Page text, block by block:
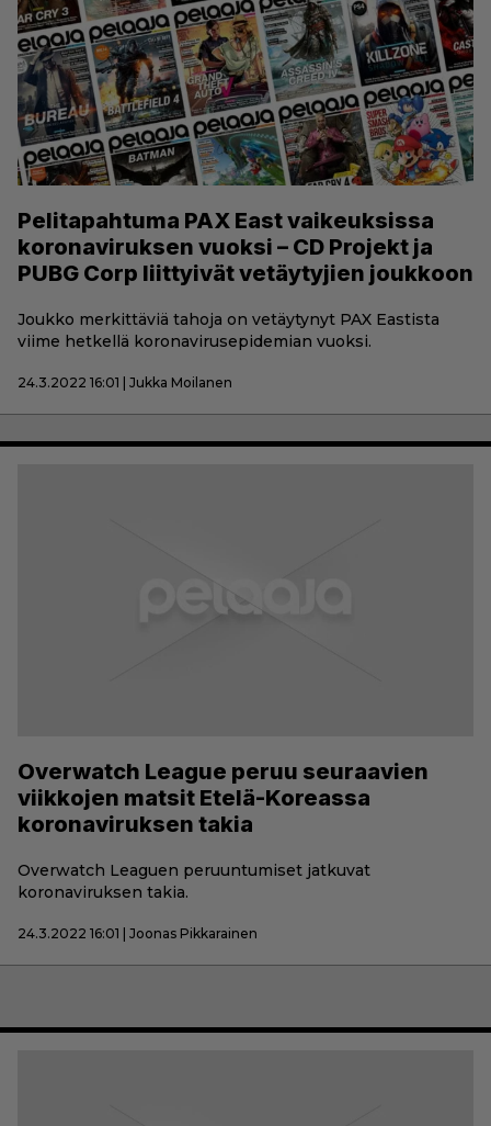
Pelitapahtuma PAX East vaikeuksissa
koronaviruksen vuoksi – CD Projekt ja
PUBG Corp liittyivät vetäytyjien joukkoon
Joukko merkittäviä tahoja on vetäytynyt PAX Eastista
viime hetkellä koronavirusepidemian vuoksi.
24.3.2022 16:01 | Jukka Moilanen
Overwatch League peruu seuraavien
viikkojen matsit Etelä-Koreassa
koronaviruksen takia
Overwatch Leaguen peruuntumiset jatkuvat
koronaviruksen takia.
24.3.2022 16:01 | Joonas Pikkarainen